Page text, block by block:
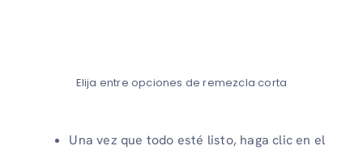
Elija entre opciones de remezcla corta
Una vez que todo esté listo, haga clic en el